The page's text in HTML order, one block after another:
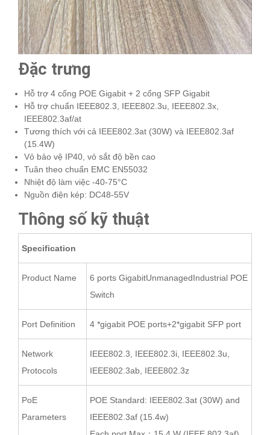
Đặc trưng
Hỗ trợ 4 cổng POE Gigabit + 2 cổng SFP Gigabit
Hỗ trợ chuẩn IEEE802.3, IEEE802.3u, IEEE802.3x,
IEEE802.3af/at
Tương thích với cả IEEE802.3at (30W) và IEEE802.3af
(15.4W)
Vỏ bảo vệ IP40, vỏ sắt độ bền cao
Tuân theo chuẩn EMC EN55032
Nhiệt độ làm việc -40-75°C
Nguồn điện kép: DC48-55V
Thông số kỹ thuật
Specification
Product Name
6 ports GigabitUnmanagedIndustrial POE
Switch
Port Definition 4 *gigabit POE ports+2*gigabit SFP port
Network
Protocols
IEEE802.3, IEEE802.3i, IEEE802.3u,
IEEE802.3ab, IEEE802.3z
PoE
Parameters
POE Standard: IEEE802.3at (30W) and
IEEE802.3af (15.4w)